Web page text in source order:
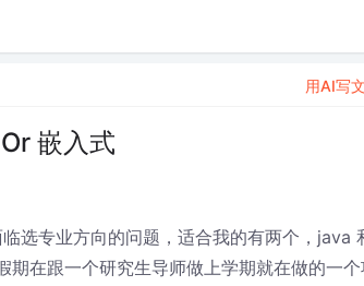
嵌入式
选专业方向的问题，适合我的有两个，java
在跟一个研究生导师做上学期就在做的一个
用AI写